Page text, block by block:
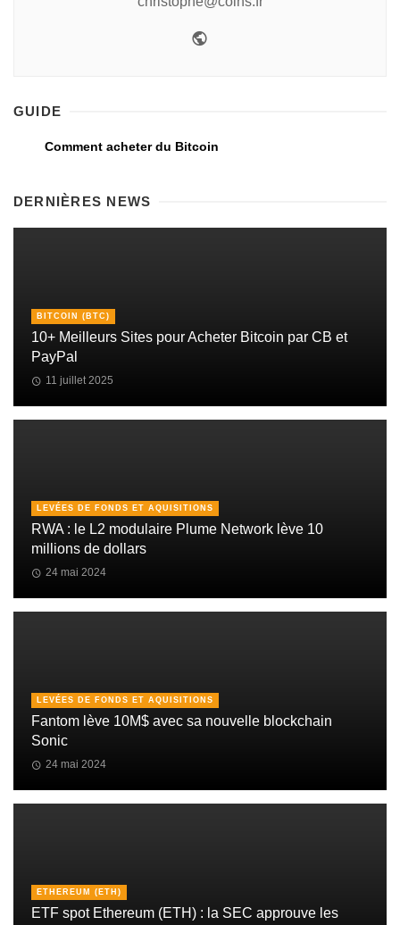
GUIDE
Comment acheter du Bitcoin
DERNIÈRES NEWS
BITCOIN (BTC)
10+ Meilleurs Sites pour Acheter Bitcoin par CB et
PayPal
11 juillet 2025
LEVÉES DE FONDS ET AQUISITIONS
RWA : le L2 modulaire Plume Network lève 10
millions de dollars
24 mai 2024
LEVÉES DE FONDS ET AQUISITIONS
Fantom lève 10M$ avec sa nouvelle blockchain
Sonic
24 mai 2024
ETHEREUM (ETH)
ETF spot Ethereum (ETH) : la SEC approuve les